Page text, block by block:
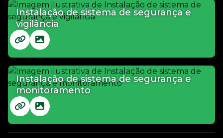
Instalação de sistema de segurança e
vigilância
Instalação de sistema de segurança e
monitoramento